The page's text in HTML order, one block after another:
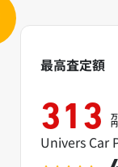
最高査定額
313 万
円
Univers Car